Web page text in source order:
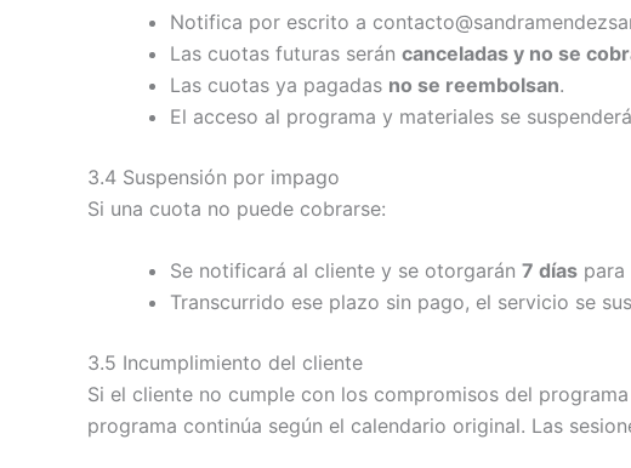
Notifica por escrito a
Las cuotas futuras serán canceladas y no se
Las cuotas ya pagadas no se reembolsan.
El acceso al programa y materiales se
3.4 Suspensión por impago
Si una cuota no puede cobrarse:
Se notificará al cliente y se otorgarán 7 días para
Transcurrido ese plazo sin pago, el servicio se
3.5 Incumplimiento del cliente
Si el cliente no cumple con los compromisos del
programa continúa según el calendario original. Las